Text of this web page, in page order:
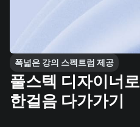
폭넓은 강의 스펙트럼 제공
풀스텍 디자이너로
한걸음 다가가기